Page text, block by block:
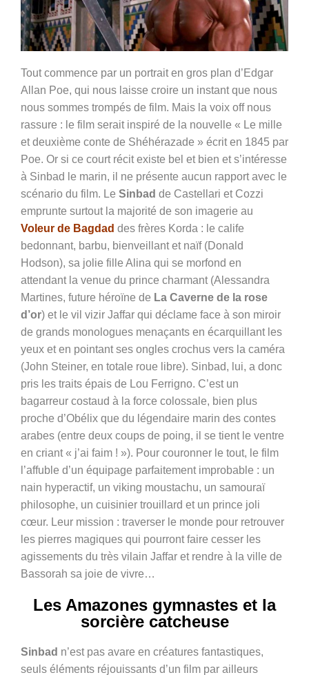
Tout commence par un portrait en gros plan d’Edgar
Allan Poe, qui nous laisse croire un instant que nous
nous sommes trompés de film. Mais la voix off nous
rassure : le film serait inspiré de la nouvelle « Le mille
et deuxième conte de Shéhérazade » écrit en 1845 par
Poe. Or si ce court récit existe bel et bien et s’intéresse
à Sinbad le marin, il ne présente aucun rapport avec le
scénario du film. Le Sinbad de Castellari et Cozzi
emprunte surtout la majorité de son imagerie au
Voleur de Bagdad des frères Korda : le calife
bedonnant, barbu, bienveillant et naïf (Donald
Hodson), sa jolie fille Alina qui se morfond en
attendant la venue du prince charmant (Alessandra
Martines, future héroïne de La Caverne de la rose
d’or) et le vil vizir Jaffar qui déclame face à son miroir
de grands monologues menaçants en écarquillant les
yeux et en pointant ses ongles crochus vers la caméra
(John Steiner, en totale roue libre). Sinbad, lui, a donc
pris les traits épais de Lou Ferrigno. C’est un
bagarreur costaud à la force colossale, bien plus
proche d’Obélix que du légendaire marin des contes
arabes (entre deux coups de poing, il se tient le ventre
en criant « j’ai faim ! »). Pour couronner le tout, le film
l’affuble d’un équipage parfaitement improbable : un
nain hyperactif, un viking moustachu, un samouraï
philosophe, un cuisinier trouillard et un prince joli
cœur. Leur mission : traverser le monde pour retrouver
les pierres magiques qui pourront faire cesser les
agissements du très vilain Jaffar et rendre à la ville de
Bassorah sa joie de vivre…
Les Amazones gymnastes et la
sorcière catcheuse
Sinbad n’est pas avare en créatures fantastiques,
seuls éléments réjouissants d’un film par ailleurs